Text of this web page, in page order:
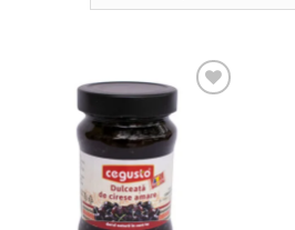
❤ Pune în Wishlist